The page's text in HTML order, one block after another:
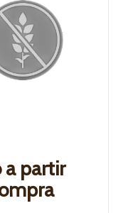
a partir